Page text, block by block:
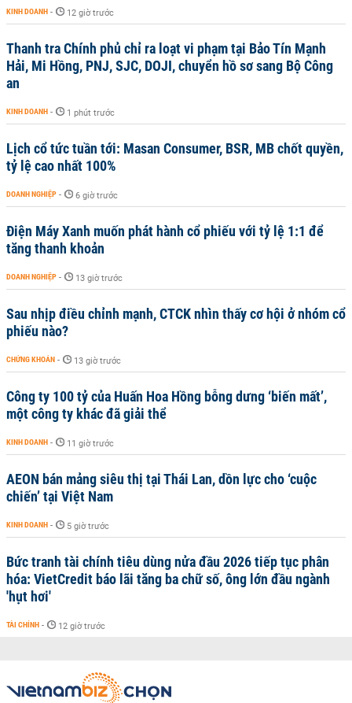
KINH DOANH - 12 giờ trước
Thanh tra Chính phủ chỉ ra loạt vi phạm tại Bảo Tín Mạnh
Hải, Mi Hồng, PNJ, SJC, DOJI, chuyển hồ sơ sang Bộ Công
an
KINH DOANH - 1 phút trước
Lịch cổ tức tuần tới: Masan Consumer, BSR, MB chốt quyền,
tỷ lệ cao nhất 100%
DOANH NGHIỆP - 6 giờ trước
Điện Máy Xanh muốn phát hành cổ phiếu với tỷ lệ 1:1 để
tăng thanh khoản
DOANH NGHIỆP - 13 giờ trước
Sau nhịp điều chỉnh mạnh, CTCK nhìn thấy cơ hội ở nhóm cổ
phiếu nào?
CHỨNG KHOÁN - 13 giờ trước
Công ty 100 tỷ của Huấn Hoa Hồng bỗng dưng ‘biến mất’,
một công ty khác đã giải thể
KINH DOANH - 11 giờ trước
AEON bán mảng siêu thị tại Thái Lan, dồn lực cho ‘cuộc
chiến’ tại Việt Nam
KINH DOANH - 5 giờ trước
Bức tranh tài chính tiêu dùng nửa đầu 2026 tiếp tục phân
hóa: VietCredit báo lãi tăng ba chữ số, ông lớn đầu ngành
'hụt hơi'
TÀI CHÍNH - 12 giờ trước